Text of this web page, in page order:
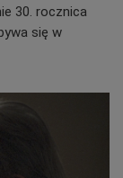
30. rocznica
się w